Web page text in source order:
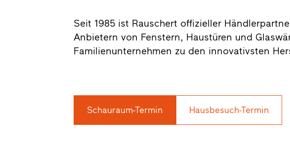
Seit 1985 ist Rauschert offizieller
Anbietern von Fenstern, Haustüren und
Familienunternehmen zu den innovativsten
Schauraum-Termin Hausbesuch-Termin